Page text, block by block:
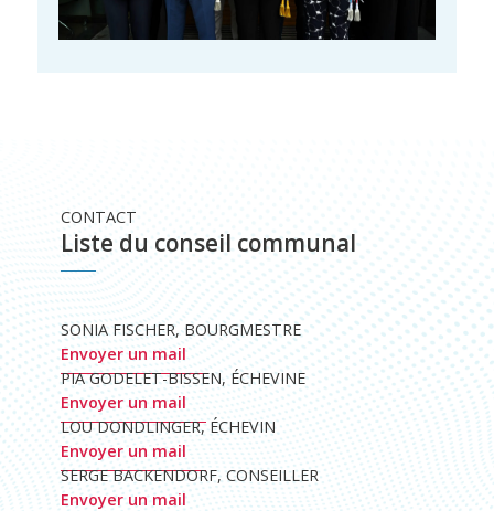
Liste du conseil communal
CONTACT
SONIA FISCHER, BOURGMESTRE
Envoyer un mail
PIA GODELET-BISSEN, ÉCHEVINE
Envoyer un mail
LOU DONDLINGER, ÉCHEVIN
Envoyer un mail
SERGE BACKENDORF, CONSEILLER
Envoyer un mail